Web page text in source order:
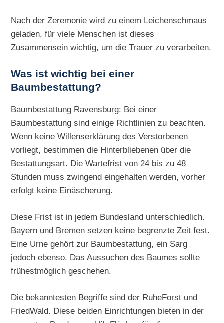
Nach der Zeremonie wird zu einem Leichenschmaus
geladen, für viele Menschen ist dieses
Zusammensein wichtig, um die Trauer zu verarbeiten.
Was ist wichtig bei einer
Baumbestattung?
Baumbestattung Ravensburg: Bei einer
Baumbestattung sind einige Richtlinien zu beachten.
Wenn keine Willenserklärung des Verstorbenen
vorliegt, bestimmen die Hinterbliebenen über die
Bestattungsart. Die Wartefrist von 24 bis zu 48
Stunden muss zwingend eingehalten werden, vorher
erfolgt keine Einäscherung.
Diese Frist ist in jedem Bundesland unterschiedlich.
Bayern und Bremen setzen keine begrenzte Zeit fest.
Eine Urne gehört zur Baumbestattung, ein Sarg
jedoch ebenso. Das Aussuchen des Baumes sollte
frühestmöglich geschehen.
Die bekanntesten Begriffe sind der RuheForst und
FriedWald. Diese beiden Einrichtungen bieten in der